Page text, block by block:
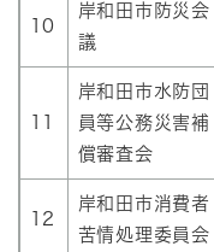
10
岸和田市防災会
議
岸和田市水防団
員等公務災害補
償審査会
12
岸和田市消費者
苦情処理委員会